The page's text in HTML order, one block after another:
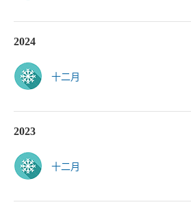
2024
十二月
2023
十二月